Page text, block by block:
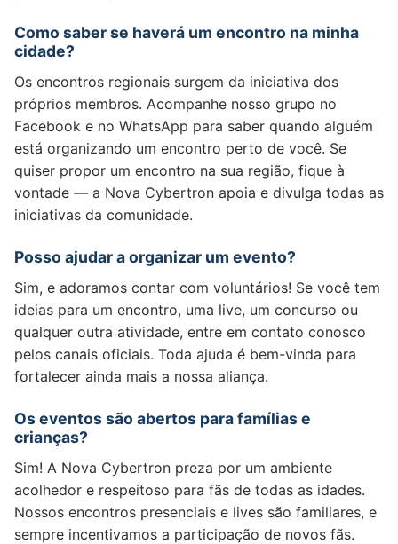
Como saber se haverá um encontro na minha
cidade?
Os encontros regionais surgem da iniciativa dos
próprios membros. Acompanhe nosso grupo no
Facebook e no WhatsApp para saber quando alguém
está organizando um encontro perto de você. Se
quiser propor um encontro na sua região, fique à
vontade — a Nova Cybertron apoia e divulga todas as
iniciativas da comunidade.
Posso ajudar a organizar um evento?
Sim, e adoramos contar com voluntários! Se você tem
ideias para um encontro, uma live, um concurso ou
qualquer outra atividade, entre em contato conosco
pelos canais oficiais. Toda ajuda é bem-vinda para
fortalecer ainda mais a nossa aliança.
Os eventos são abertos para famílias e
crianças?
Sim! A Nova Cybertron preza por um ambiente
acolhedor e respeitoso para fãs de todas as idades.
Nossos encontros presenciais e lives são familiares, e
sempre incentivamos a participação de novos fãs.